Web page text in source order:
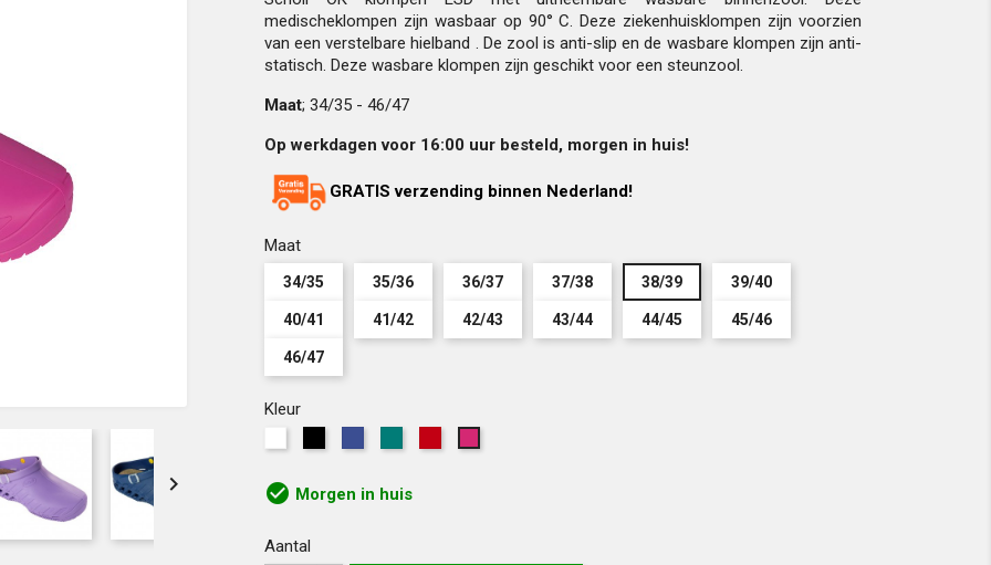

medischeklompen zijn wasbaar op 90° C. Deze ziekenhuisklompen zijn voorzien
van een verstelbare hielband . De zool is anti-slip en de wasbare klompen zijn anti-
statisch. Deze wasbare klompen zijn geschikt voor een steunzool.
Maat; 34/35 - 46/47
Op werkdagen voor 16:00 uur besteld, morgen in huis!
GRATIS verzending binnen Nederland!
Maat
34/35 35/36 36/37 37/38 38/39 39/40
40/41 41/42 42/43 43/44 44/45 45/46
46/47
Kleur
check_circle Morgen in huis
Aantal